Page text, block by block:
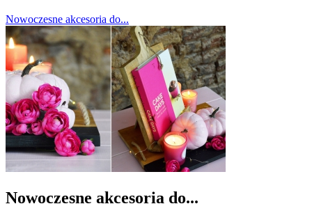
Nowoczesne akcesoria do...
Nowoczesne akcesoria do...